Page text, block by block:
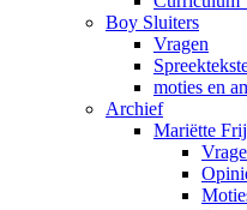
Boy Sluiters
Vragen
moties en
Archief
Mariëtte